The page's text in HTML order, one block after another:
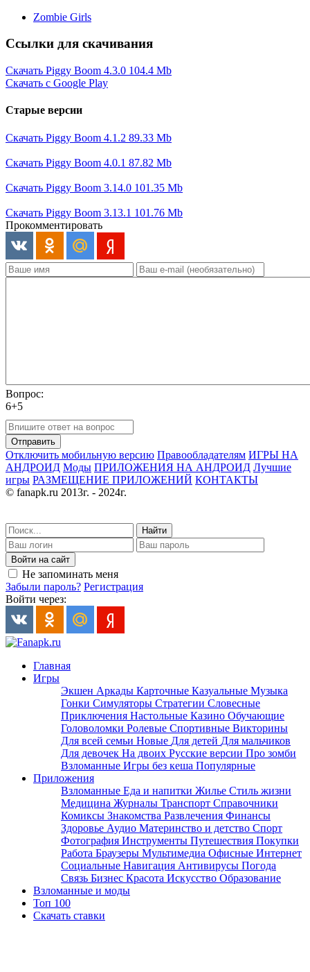
Zombie Girls
Ссылки для скачивания
Скачать Piggy Boom 4.3.0 104.4 Mb
Скачать с Google Play
Старые версии
Скачать Piggy Boom 4.1.2 89.33 Mb
Скачать Piggy Boom 4.0.1 87.82 Mb
Скачать Piggy Boom 3.14.0 101.35 Mb
Скачать Piggy Boom 3.13.1 101.76 Mb
Прокомментировать
Вопрос:
6+5
Отправить
Отключить мобильную версию Правообладателям ИГРЫ НА
АНДРОИД Моды ПРИЛОЖЕНИЯ НА АНДРОИД Лучшие
игры РАЗМЕЩЕНИЕ ПРИЛОЖЕНИЙ КОНТАКТЫ
© fanapk.ru 2013г. - 2024г.
Найти
Войти на сайт
Не запоминать меня
Забыли пароль? Регистрация
Войти через:
Главная
Игры
Экшен Аркады Карточные Казуальные Музыка
Гонки Симуляторы Стратегии Словесные
Приключения Настольные Казино Обучающие
Головоломки Ролевые Спортивные Викторины
Для всей семьи Новые Для детей Для мальчиков
Для девочек На двоих Русские версии Про зомби
Взломанные Игры без кеша Популярные
Приложения
Взломанные Еда и напитки Жилье Стиль жизни
Медицина Журналы Транспорт Справочники
Комиксы Знакомства Развлечения Финансы
Здоровье Аудио Материнство и детство Спорт
Фотография Инструменты Путешествия Покупки
Работа Браузеры Мультимедиа Офисные Интернет
Социальные Навигация Антивирусы Погода
Связь Бизнес Красота Искусство Образование
Взломанные и моды
Топ 100
Скачать ставки